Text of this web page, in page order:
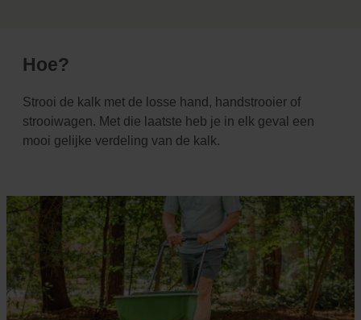
Hoe?
Strooi de kalk met de losse hand, handstrooier of
strooiwagen. Met die laatste heb je in elk geval een
mooi gelijke verdeling van de kalk.